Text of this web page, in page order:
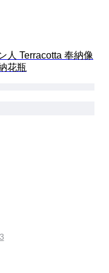
人 Terracotta 奉納像
花瓶